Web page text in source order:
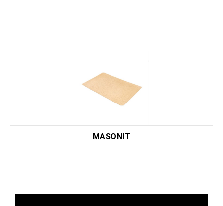
MASONIT